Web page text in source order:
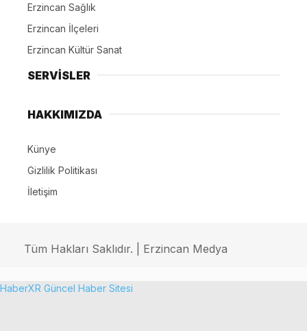
Erzincan Sağlık
Erzincan İlçeleri
Erzincan Kültür Sanat
SERVİSLER
HAKKIMIZDA
Künye
Gizlilik Politikası
İletişim
Tüm Hakları Saklıdır. | Erzincan Medya
HaberXR Güncel Haber Sitesi